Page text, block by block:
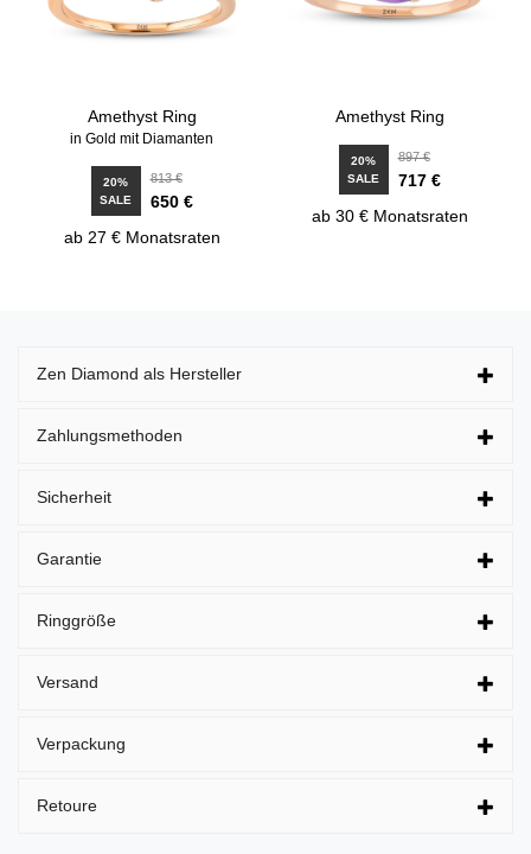
Amethyst Ring
in Gold mit Diamanten
20%
SALE
813 €
650 €
ab 27 € Monatsraten
Amethyst Ring
20%
SALE
897 €
717 €
ab 30 € Monatsraten
Zen Diamond als Hersteller
Zahlungsmethoden
Sicherheit
Garantie
Ringgröße
Versand
Verpackung
Retoure